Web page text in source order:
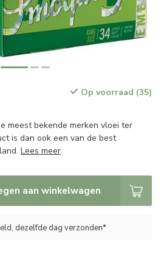
Op voorraad (35)
meest bekende merken vloei ter
is dan ook een van de best
Lees meer.
aan winkelwagen
dezelfde dag verzonden*